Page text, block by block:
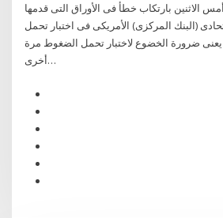
الاثنين بارتكاب خطأ فى الأوراق التى قدمها
(البنك المركزى) الأمريكى فى اختبار تحمل
يعنى ضرورة الخضوع لاختبار تحمل الضغوط مرة
أخرى…